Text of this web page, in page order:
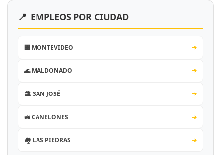
📍 EMPLEOS POR CIUDAD
🏢 MONTEVIDEO ➔
🌊 MALDONADO ➔
🏛️ SAN JOSÉ ➔
🚜 CANELONES ➔
🏘️ LAS PIEDRAS ➔